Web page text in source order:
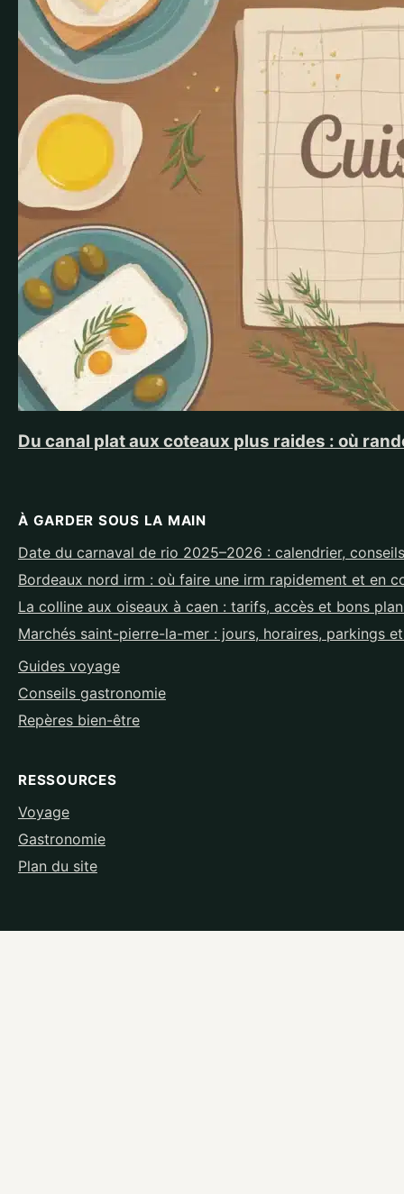
Du canal plat aux coteaux plus raides : où
À GARDER SOUS LA MAIN
Date du carnaval de rio 2025–2026 : calendrier,
Bordeaux nord irm : où faire une irm rapidement et en
La colline aux oiseaux à caen : tarifs, accès et bons
Marchés saint-pierre-la-mer : jours, horaires, parkings
Guides voyage
Conseils gastronomie
Repères bien-être
RESSOURCES
Voyage
Gastronomie
Plan du site